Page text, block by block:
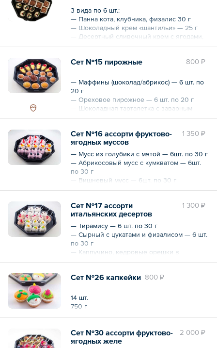
3 вида по 6 шт.:
— Панна кота, клубника, физалис 30 г
— Шоколадный крем «шантильи» — 25 г
— Десертный сливочный крем с ягодами,
черника, смородина — 25 г
800 ₽
Сет №15 пирожные
— Маффины (шоколад/абрикос) — 6 шт. по
20 г
— Ореховое пирожное — 6 шт. по 20 г
— Шоколадная тарталетка с заварным
кремом и коктельной вишней — 6 шт. по
360 г
1 350 ₽
Сет №16 ассорти фруктово-
ягодных муссов
— Мусс из голубики с мятой — 6шт. по 30 г
— Абрикосовый мусс с кумкватом — 6шт.
по 30 г
— Вишневый мусс — 6шт. по 30 г
18 шт.
1 300 ₽
Сет №17 ассорти
итальянских десертов
— Тирамису — 6 шт. по 30 г
— Сырный с цукатами и физалисом — 6 шт.
по 30 г
— Каппучино, кедровые орешки в
шоколаде — 6 шт. по 30 г
540 г
800 ₽
Сет №26 капкейки
14 шт.
750 г
2 000 ₽
Сет №30 ассорти фруктово-
ягодных желе